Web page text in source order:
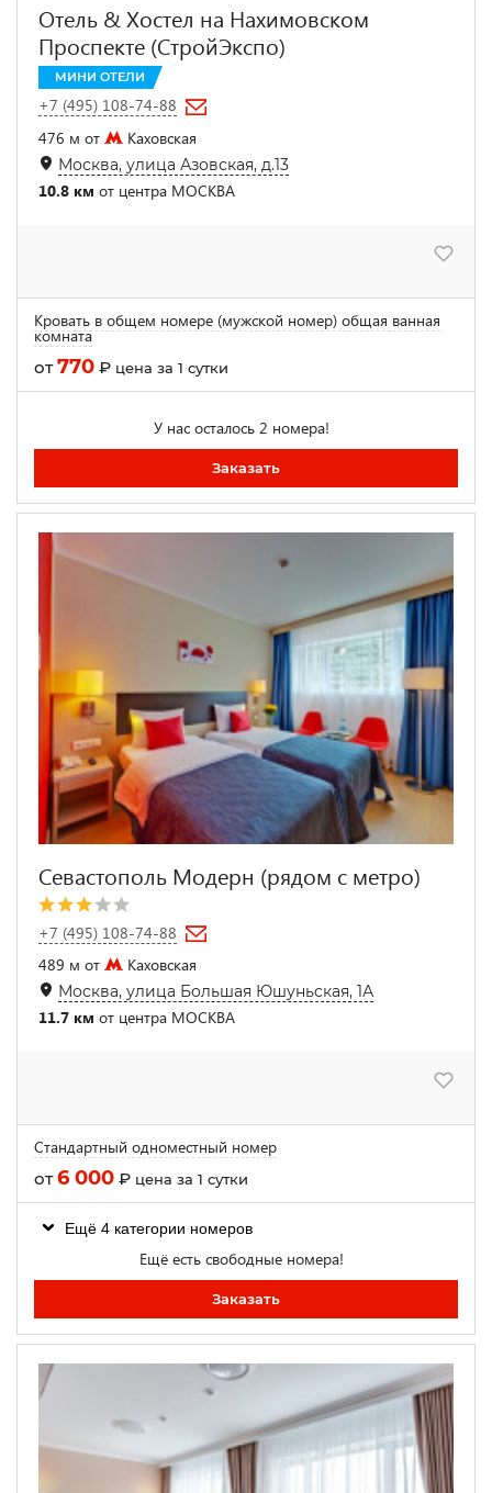
Отель & Хостел на Нахимовском
Проспекте (СтройЭкспо)
МИНИ ОТЕЛИ
+7 (495) 108-74-88
476 м от
Каховская
Москва, улица Азовская, д.13
10.8 км от центра МОСКВА
Кровать в общем номере (мужской номер) общая ванная
комната
от770 ₽ цена за 1 сутки
У нас осталось 2 номера!
Заказать
Севастополь Модерн (рядом с метро)
+7 (495) 108-74-88
489 м от
Каховская
Москва, улица Большая Юшуньская, 1А
11.7 км от центра МОСКВА
Стандартный одноместный номер
от6 000 ₽ цена за 1 сутки
Ещё 4 категории номеров
Ещё есть свободные номера!
Заказать